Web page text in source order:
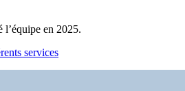
l’équipe en 2025.
services